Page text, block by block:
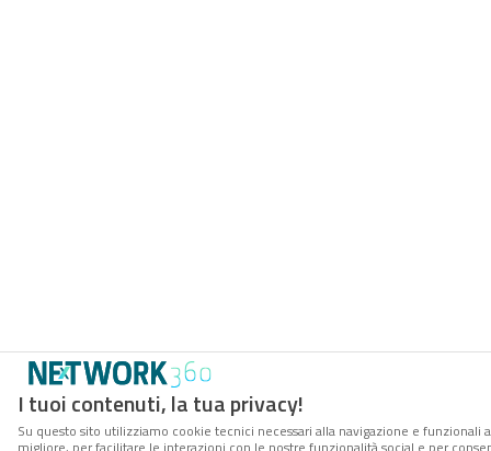
I tuoi contenuti, la tua privacy!
Su questo sito utilizziamo cookie tecnici necessari alla navigazione e